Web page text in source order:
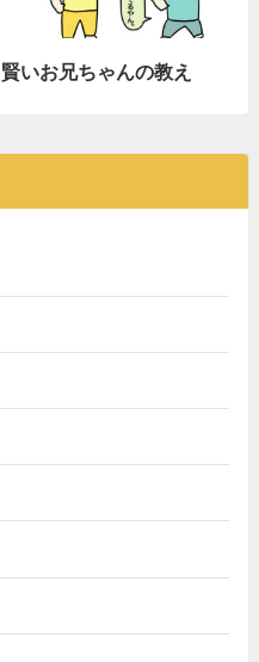
賢いお兄ちゃんの教え